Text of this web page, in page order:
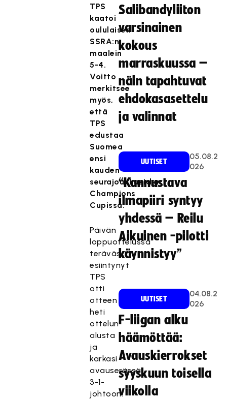
TPS
kaatoi
oululaisen
SSRA:n
maalein
5-4.
Voitto
merkitsee
myös,
että
TPS
edustaa
Suomea
ensi
kauden
seurajoukkueiden
Champions
Cupissa.
Päivän
loppuottelussa
terävästi
esiintynyt
TPS
otti
otteen
heti
ottelun
alusta
ja
karkasi
avauserässä
3-1-
johtoon.
Salibandyliiton
varsinainen
kokous
marraskuussa –
näin tapahtuvat
ehdokasasettelu
ja valinnat
UUTISET
05.08.2
026
“Kannustava
ilmapiiri syntyy
yhdessä – Reilu
Aikuinen -pilotti
käynnistyy”
UUTISET
04.08.2
026
F-liigan alku
häämöttää:
Avauskierrokset
syyskuun toisella
viikolla